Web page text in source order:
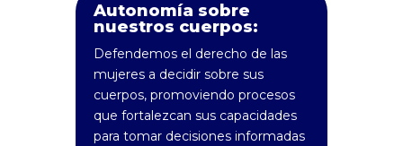
Autonomía sobre
nuestros cuerpos:
Defendemos el derecho de las
mujeres a decidir sobre sus
cuerpos, promoviendo procesos
que fortalezcan sus capacidades
para tomar decisiones informadas